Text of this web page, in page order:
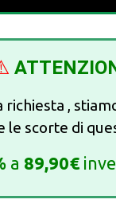
richiesta ,
le scorte di
a 89,90€